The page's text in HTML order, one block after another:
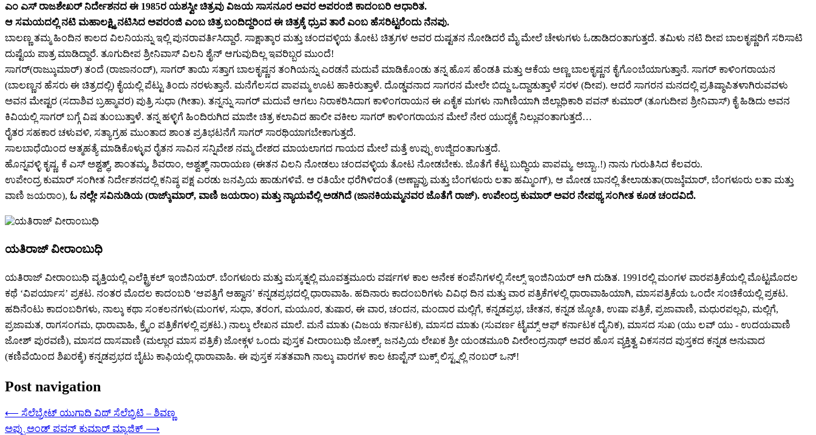
ಎಂ ಎಸ್ ರಾಜಶೇಖರ್ ನಿರ್ದೇಶನದ ಈ 1985ರ ಯಶಸ್ವೀ ಚಿತ್ರವು ವಿಜಯ ಸಾಸನೂರ ಅವರ ಅಪರಂಜಿ ಕಾದಂಬರಿ ಆಧಾರಿತ.
ಆ ಸಮಯದಲ್ಲಿ ನಟಿ ಮಹಾಲಕ್ಷ್ಮಿ ನಟಿಸಿದ ಅಪರಂಜಿ ಎಂಬ ಚಿತ್ರ ಬಂದಿದ್ದರಿಂದ ಈ ಚಿತ್ರಕ್ಕೆ ಧ್ರುವ ತಾರೆ ಎಂಬ ಹೆಸರಿಟ್ಟರೆಂದು ನೆನಪು.
ಬಾಲಣ್ಣ ತಮ್ಮ ಹಿಂದಿನ ಕಾಲದ ವಿಲನಿಯನ್ನು ಇಲ್ಲಿ ಪುನರಾವರ್ತಿಸಿದ್ದಾರೆ. ಸಾಕ್ಷಾತ್ಕಾರ ಮತ್ತು ಚಂದವಳ್ಳಿಯ ತೋಟ ಚಿತ್ರಗಳ ಅವರ ದುಷ್ಟತನ ನೋಡಿದರೆ ಮೈ ಮೇಲೆ ಚೇಳುಗಳು ಓಡಾಡಿದಂತಾಗುತ್ತದೆ. ತಮಿಳು ನಟಿ ದೀಪ ಬಾಲಕೃಷ್ಣರಿಗೆ ಸರಿಸಾಟಿ
ದುಷ್ಟೆಯ ಪಾತ್ರ ಮಾಡಿದ್ದಾರೆ. ತೂಗುದೀಪ ಶ್ರೀನಿವಾಸ್ ವಿಲನಿ ಶೈನ್ ಆಗುವುದಿಲ್ಲ ಇವರಿಬ್ಬರ ಮುಂದೆ!
ಸಾಗರ್(ರಾಜ್ಕುುಮಾರ್) ತಂದೆ (ರಾಜಾನಂದ್), ಸಾಗರ್ ತಾಯಿ ಸತ್ತಾಗ ಬಾಲಕೃಷ್ಣನ ತಂಗಿಯನ್ನು ಎರಡನೆ ಮದುವೆ ಮಾಡಿಕೊಂಡು ತನ್ನ ಹೊಸ ಹೆಂಡತಿ ಮತ್ತು ಆಕೆಯ ಅಣ್ಣ ಬಾಲಕೃಷ್ಣನ ಕೈಗೊಂಬೆಯಾಗುತ್ತಾನೆ. ಸಾಗರ್ ಕಾಳಿಂಗರಾಯನ
(ಬಾಲಣ್ಣನ ಹೆಸರು ಈ ಚಿತ್ರದಲ್ಲಿ) ಕೈಯಲ್ಲಿ ಪೆಟ್ಟು ತಿಂದು ನರಳುತ್ತಾನೆ. ಮನೆಗೆಲಸದ ಪಾಪಮ್ಮ ಊಟ ಹಾಕಿರುತ್ತಾಳೆ. ದೊಡ್ಡವನಾದ ಸಾಗರನ ಮೇಲೇ ಬಿದ್ದು ಒದ್ದಾಡುತ್ತಾಳೆ ಸರಳ (ದೀಪ). ಆದರೆ ಸಾಗರನ ಮನದಲ್ಲಿ ಪ್ರತಿಷ್ಠಾಪಿತಳಾಗಿರುವವಳು
ಅವನ ಮೇಷ್ಟರ (ಸದಾಶಿವ ಬ್ರಹ್ಮಾವರ) ಪುತ್ರಿ ಸುಧಾ (ಗೀತಾ). ತನ್ನನ್ನು ಸಾಗರ್ ಮದುವೆ ಆಗಲು ನಿರಾಕರಿಸಿದಾಗ ಕಾಳಿಂಗರಾಯನ ಈ ಏಕೈಕ ಮಗಳು ನಾಗಿಣಿಯಾಗಿ ಜಿಲ್ಲಾಧಿಕಾರಿ ಪವನ್ ಕುಮಾರ್ (ತೂಗುದೀಪ ಶ್ರೀನಿವಾಸ್) ಕೈ ಹಿಡಿದು ಅವನ
ಕಿವಿಯಲ್ಲಿ ಸಾಗರ್ ಬಗ್ಗೆ ವಿಷ ತುಂಬುತ್ತಾಳೆ. ತನ್ನ ಹಳ್ಳಿಗೆ ಹಿಂದಿರುಗಿದ ಮಾಜೀ ಚಿತ್ರ ಕಲಾವಿದ ಹಾಲೀ ವಕೀಲ ಸಾಗರ್ ಕಾಳಿಂಗರಾಯನ ಮೇಲೆ ನೇರ ಯುದ್ಧಕ್ಕೆ ನಿಲ್ಲುವಂತಾಗುತ್ತದೆ…
ರೈತರ ಸಹಕಾರ ಚಳುವಳಿ, ಸತ್ಯಾಗ್ರಹ ಮುಂತಾದ ಶಾಂತ ಪ್ರತಿಭಟನೆಗೆ ಸಾಗರ್ ಸಾರಥಿಯಾಗಬೇಕಾಗುತ್ತದೆ.
ಸಾಲಬಾಧೆಯಿಂದ ಆತ್ಮಹತ್ಯೆ ಮಾಡಿಕೊಳ್ಳುವ ರೈತನ ಸಾವಿನ ಸನ್ನಿವೇಶ ನಮ್ಮ ದೇಶದ ಮಾಯಲಾಗದ ಗಾಯದ ಮೇಲೆ ಮತ್ತೆ ಉಪ್ಪು ಉಜ್ಜಿದಂತಾಗುತ್ತದೆ.
ಹೊನ್ನವಳ್ಳಿ ಕೃಷ್ಣ, ಕೆ ಎಸ್ ಅಶ್ವತ್ಥ್, ಶಾಂತಮ್ಮ, ಶಿವರಾಂ, ಅಶ್ವತ್ಥ್ ನಾರಾಯಣ (ಈತನ ವಿಲನಿ ನೋಡಲು ಚಂದವಳ್ಳಿಯ ತೋಟ ನೋಡಬೇಕು. ಜೊತೆಗೆ ಕೆಟ್ಟ ಬುದ್ಧಿಯ ಪಾಪಮ್ಮ. ಅಬ್ಬಾ..!) ನಾನು ಗುರುತಿಸಿದ ಕೆಲವರು.
ಉಪೇಂದ್ರ ಕುಮಾರ್ ಸಂಗೀತ ನಿರ್ದೇಶನದಲ್ಲಿ ಕನಿಷ್ಠ ಪಕ್ಷ ಎರಡು ಜನಪ್ರಿಯ ಹಾಡುಗಳಿವೆ. ಆ ರತಿಯೇ ಧರೆಗಿಳಿದಂತೆ (ಅಣ್ಣಾವ್ರು ಮತ್ತು ಬೆಂಗಳೂರು ಲತಾ ಹಮ್ಮಿಂಗ್), ಆ ಮೋಡ ಬಾನಲ್ಲಿ ತೇಲಾಡುತಾ(ರಾಜ್ಕುೆಮಾರ್, ಬೆಂಗಳೂರು ಲತಾ ಮತ್ತು
ವಾಣಿ ಜಯರಾಂ), ಓ ನಲ್ಲೇ ಸವಿನುಡಿಯ (ರಾಜ್ಕು್ಮಾರ್, ವಾಣಿ ಜಯರಾಂ) ಮತ್ತು ನ್ಯಾಯವೆಲ್ಲಿ ಅಡಗಿದೆ (ಜಾನಕಿಯಮ್ಮನವರ ಜೊತೆಗೆ ರಾಜ್). ಉಪೇಂದ್ರ ಕುಮಾರ್ ಅವರ ನೇಪಥ್ಯ ಸಂಗೀತ ಕೂಡ ಚಂದವಿದೆ.
ಯತಿರಾಜ್ ವೀರಾಂಬುಧಿ
ಯತಿರಾಜ್ ವೀರಾಂಬುಧಿ ವೃತ್ತಿಯಲ್ಲಿ ಎಲೆಕ್ಟ್ರಿಕಲ್ ಇಂಜಿನಿಯರ್. ಬೆಂಗಳೂರು ಮತ್ತು ಮಸ್ಕತ್ನಲ್ಲಿ ಮೂವತ್ತಮೂರು ವರ್ಷಗಳ ಕಾಲ ಅನೇಕ ಕಂಪೆನಿಗಳಲ್ಲಿ ಸೇಲ್ಸ್ ಇಂಜಿನಿಯರ್ ಆಗಿ ದುಡಿತ. 1991ರಲ್ಲಿ ಮಂಗಳ ವಾರಪತ್ರಿಕೆಯಲ್ಲಿ ಮೊಟ್ಟಮೊದಲ
ಕಥೆ ‘ವಿಪರ್ಯಾಸ’ ಪ್ರಕಟ. ನಂತರ ಮೊದಲ ಕಾದಂಬರಿ ‘ಆಪತ್ತಿಗೆ ಆಹ್ವಾನ’ ಕನ್ನಡಪ್ರಭದಲ್ಲಿ ಧಾರಾವಾಹಿ. ಹದಿನಾರು ಕಾದಂಬರಿಗಳು ವಿವಿಧ ದಿನ ಮತ್ತು ವಾರ ಪತ್ರಿಕೆಗಳಲ್ಲಿ ಧಾರಾವಾಹಿಯಾಗಿ, ಮಾಸಪತ್ರಿಕೆಯ ಒಂದೇ ಸಂಚಿಕೆಯಲ್ಲಿ ಪ್ರಕಟ.
ಹದಿನೆಂಟು ಕಾದಂಬರಿಗಳು, ನಾಲ್ಕು ಕಥಾ ಸಂಕಲನಗಳು(ಮಂಗಳ, ಸುಧಾ, ತರಂಗ, ಮಯೂರ, ತುಷಾರ, ಈ ವಾರ, ಚಂದನ, ಮಂದಾರ ಮಲ್ಲಿಗೆ, ಕನ್ನಡಪ್ರಭ, ಚೇತನ, ಕನ್ನಡ ಜ್ಯೋತಿ, ಉಷಾ ಪತ್ರಿಕೆ, ಪ್ರಜಾವಾಣಿ, ಮಧುರಪಲ್ಲವಿ, ಮಲ್ಲಿಗೆ,
ಪ್ರಜಾಮತ, ರಾಗಸಂಗಮ, ಧಾರಾವಾಹಿ, ಕ್ರೈಂ ಪತ್ರಿಕೆಗಳಲ್ಲಿ ಪ್ರಕಟ.) ನಾಲ್ಕು ಲೇಖನ ಮಾಲೆ. ಮನೆ ಮಾತು (ವಿಜಯ ಕರ್ನಾಟಕ), ಮಾಸದ ಮಾತು (ಸುವರ್ಣ ಟೈಮ್ಸ್ ಆಫ್ ಕರ್ನಾಟಕ ದೈನಿಕ), ಮಾಸದ ಸುಖ (ಯು ಲವ್ ಯು - ಉದಯವಾಣಿ
ಜೋಶ್ ಪುರವಣಿ), ಮಾಸದ ದಾಸವಾಣಿ (ಮಲ್ಲಾರ ಮಾಸ ಪತ್ರಿಕೆ) ಜೋಕ್ಗಳ ಒಂದು ಪುಸ್ತಕ ವೀರಾಂಬುಧಿ ಜೋಕ್ಸ್. ಜನಪ್ರಿಯ ಲೇಖಕ ಶ್ರೀ ಯಂಡಮೂರಿ ವೀರೇಂದ್ರನಾಥ್ ಅವರ ಹೊಸ ವ್ಯಕ್ತಿತ್ವ ವಿಕಸನದ ಪುಸ್ತಕದ ಕನ್ನಡ ಅನುವಾದ
(ಕಣಿವೆಯಿಂದ ಶಿಖರಕ್ಕೆ) ಕನ್ನಡಪ್ರಭದ ಬೈಟು ಕಾಫಿಯಲ್ಲಿ ಧಾರಾವಾಹಿ. ಈ ಪುಸ್ತಕ ಸತತವಾಗಿ ನಾಲ್ಕು ವಾರಗಳ ಕಾಲ ಟಾಪ್ಟೆನ್ ಬುಕ್ಸ್ ಲಿಸ್ಟ್ನಲ್ಲಿ ನಂಬರ್ ಒನ್!
Post navigation
⟵ ಸೆಲೆಬ್ರೇಟ್ ಯುಗಾದಿ ವಿಥ್ ಸೆಲೆಬ್ರಿಟಿ – ಶಿವಣ್ಣ
ಅಪ್ಪು ಅಂಡ್ ಪವನ್ ಕುಮಾರ್ ಮ್ಯಾಜಿಕ್ ⟶